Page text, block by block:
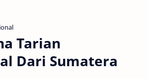
Tarian
Dari Sumatera